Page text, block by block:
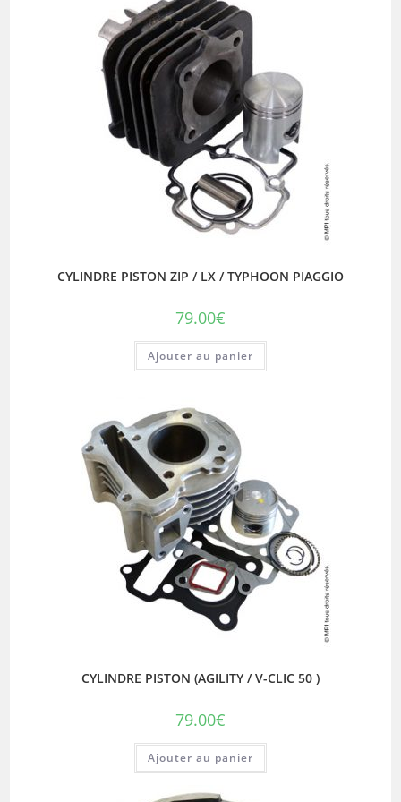
CYLINDRE PISTON ZIP / LX / TYPHOON PIAGGIO
79.00€
Ajouter au panier
CYLINDRE PISTON (AGILITY / V-CLIC 50 )
79.00€
Ajouter au panier